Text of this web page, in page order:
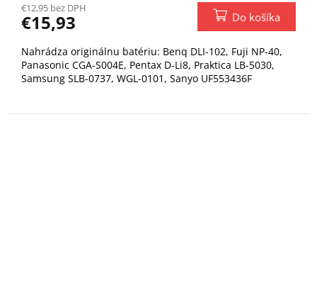
€12,95 bez DPH
€15,93 Do košíka
Nahrádza originálnu batériu: Benq DLI-102, Fuji NP-40,
Panasonic CGA-S004E, Pentax D-Li8, Praktica LB-5030,
Samsung SLB-0737, WGL-0101, Sanyo UF553436F